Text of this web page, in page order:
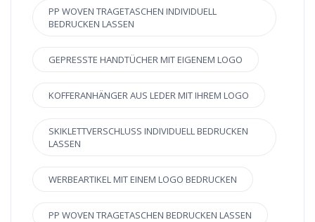
PP WOVEN TRAGETASCHEN INDIVIDUELL
BEDRUCKEN LASSEN
GEPRESSTE HANDTÜCHER MIT EIGENEM LOGO
KOFFERANHÄNGER AUS LEDER MIT IHREM LOGO
SKIKLETTVERSCHLUSS INDIVIDUELL BEDRUCKEN
LASSEN
WERBEARTIKEL MIT EINEM LOGO BEDRUCKEN
PP WOVEN TRAGETASCHEN BEDRUCKEN LASSEN